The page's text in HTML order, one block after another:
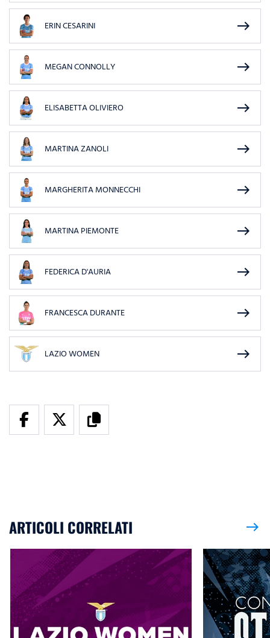
ERIN CESARINI east
MEGAN CONNOLLY east
ELISABETTA OLIVIERO east
MARTINA ZANOLI east
MARGHERITA MONNECCHI east
MARTINA PIEMONTE east
FEDERICA D'AURIA east
FRANCESCA DURANTE east
LAZIO WOMEN east
ARTICOLI CORRELATI east